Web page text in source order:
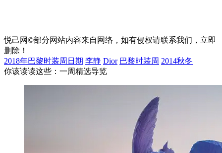
悦己网©部分网站内容来自网络，如有侵权请联系我们，立即
删除！
2018年巴黎时装周日期 李静 Dior 巴黎时装周 2014秋冬
你该读读这些：一周精选导览